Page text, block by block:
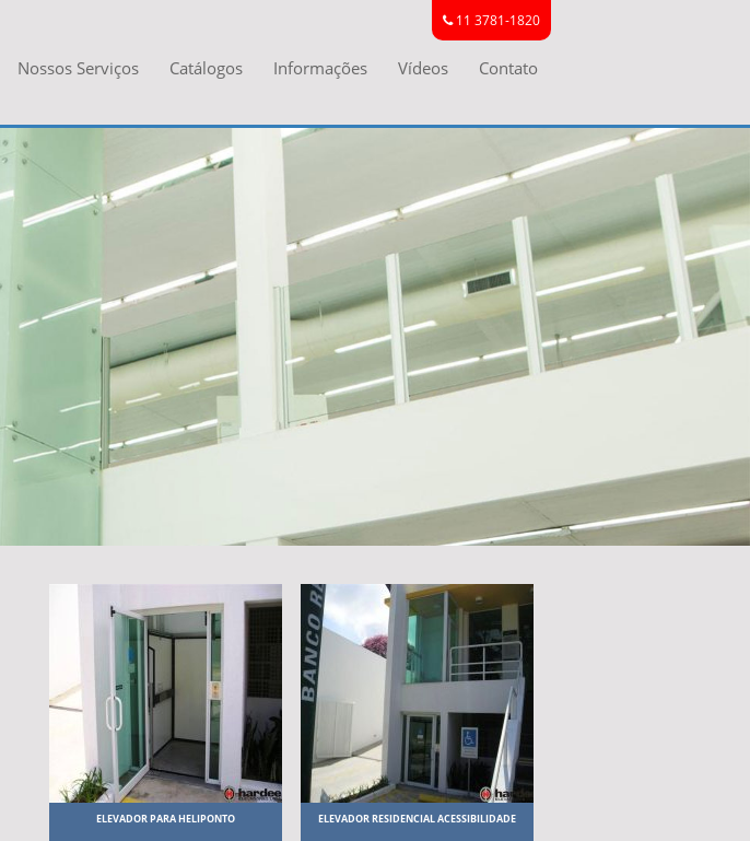
Nossos Serviços Catálogos Informações Vídeos Contato
11 3781-1820
ELEVADOR PARA HELIPONTO ELEVADOR RESIDENCIAL ACESSIBILIDADE